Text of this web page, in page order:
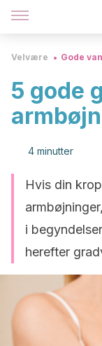
Velvære Gode
5 gode
4 minutter
Hvis din
i
herefter